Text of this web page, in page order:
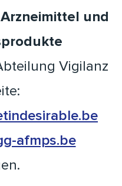
und
Vigilanz
afmps.be